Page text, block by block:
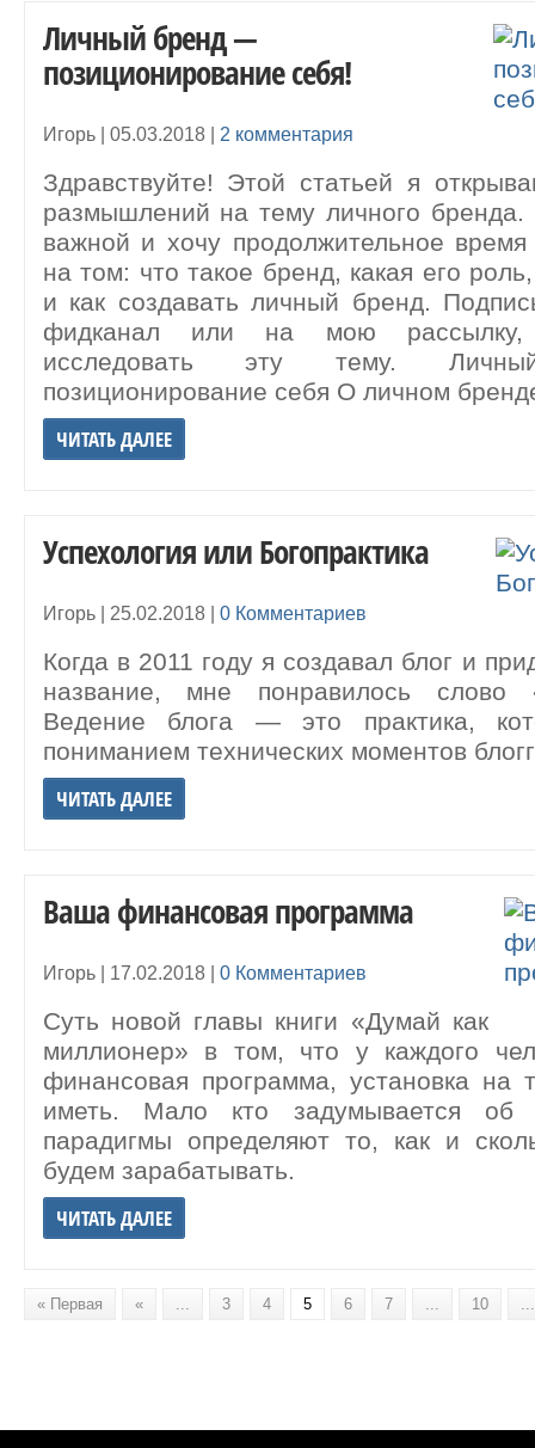
Личный бренд —
позиционирование себя!
Игорь | 05.03.2018 2 комментария
Здравствуйте! Этой статьей я
размышлений на тему личного
важной и хочу продолжительное время
на том: что такое бренд, какая его
и как создавать личный бренд.
фидканал или на мою рассылку,
исследовать эту тему.
позиционирование себя О личном
ЧИТАТЬ ДАЛЕЕ
Успехология или Богопрактика
Игорь | 25.02.2018 0 Комментариев
Когда в 2011 году я создавал блог и
название, мне понравилось слово
Ведение блога — это практика,
пониманием технических моментов
ЧИТАТЬ ДАЛЕЕ
Ваша финансовая программа
Игорь | 17.02.2018 0 Комментариев
Суть новой главы книги «Думай как
миллионер» в том, что у каждого
финансовая программа, установка на
иметь. Мало кто задумывается
парадигмы определяют то, как и
будем зарабатывать.
ЧИТАТЬ ДАЛЕЕ
« Первая « ... 3 4 5 6 7 ... 10 ...